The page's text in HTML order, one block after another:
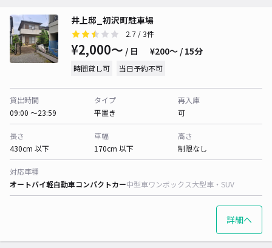
井上邸_初沢町駐車場
2.7 / 3件
¥2,000〜 / 日 ¥200〜 / 15分
時間貸し可 当日予約不可
貸出時間
09:00 〜23:59
タイプ
平置き
再入庫
可
長さ
430cm 以下
車幅
170cm 以下
高さ
制限なし
対応車種
オートバイ軽自動車コンパクトカー中型車ワンボックス大型車・SUV
詳細へ